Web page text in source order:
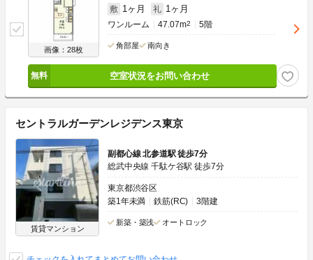
画像：28枚
敷 1ヶ月 礼 1ヶ月
ワンルーム 47.07m2 5階
角部屋 南向き
空室状況をお問い合わせ
セントラルガーデンレジデンス東京
賃貸マンション
副都心線 北参道駅 徒歩7分
総武中央線 千駄ケ谷駅 徒歩7分
東京都渋谷区
築1年未満
鉄筋(RC) 3階建
新築・築浅 オートロック